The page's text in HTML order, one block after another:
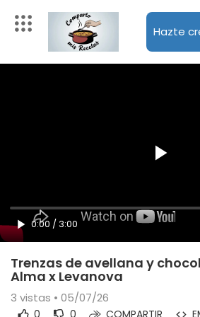
Hazte
0:00 /3:00
Trenzas de avellana y
Alma x Levanova
3 vistas • 05/07/26
0 0 COMPARTIR